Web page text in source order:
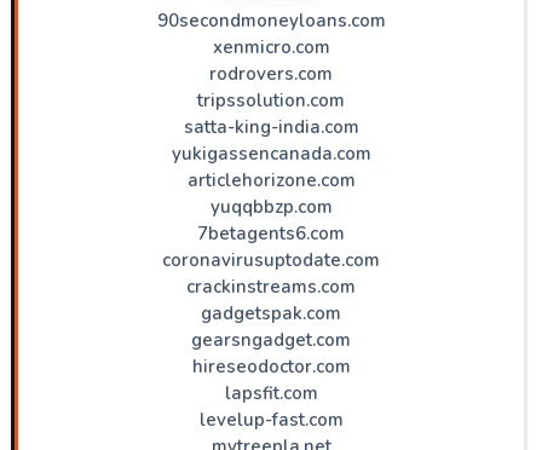
90secondmoneyloans.com
xenmicro.com
rodrovers.com
tripssolution.com
satta-king-india.com
yukigassencanada.com
articlehorizone.com
yuqqbbzp.com
7betagents6.com
coronavirusuptodate.com
crackinstreams.com
gadgetspak.com
gearsngadget.com
hireseodoctor.com
lapsfit.com
levelup-fast.com